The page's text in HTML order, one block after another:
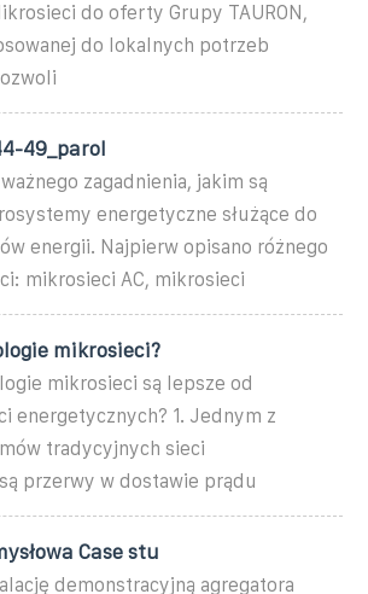
do oferty Grupy TAURON,
do lokalnych potrzeb
49_parol
zagadnienia, jakim są
energetyczne służące do
energii. Najpierw opisano różnego
mikrosieci AC, mikrosieci
mikrosieci?
mikrosieci są lepsze od
energetycznych? 1. Jednym z
tradycyjnych sieci
przerwy w dostawie prądu
Case stu
demonstracyjną agregatora